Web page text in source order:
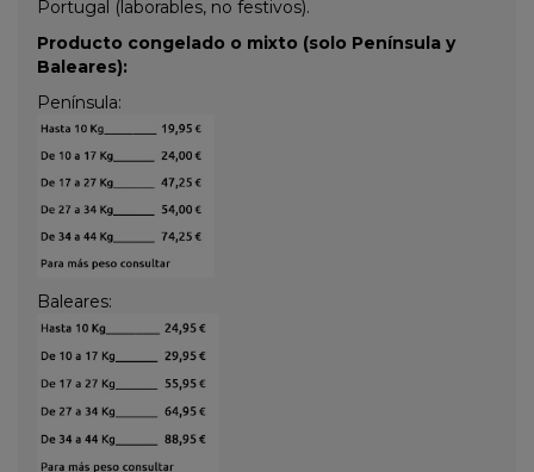
Portugal (laborables, no festivos).
Producto congelado o mixto (solo Península y
Baleares):
Península:
Baleares: